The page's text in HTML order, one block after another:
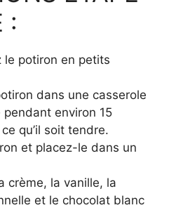
:
le potiron en petits
dans une casserole
pendant environ 15
qu’il soit tendre.
et placez-le dans un
crème, la vanille, la
et le chocolat blanc